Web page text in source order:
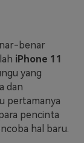
benar
iPhone 11
yang
dan
pertamanya
pencinta
hal baru.